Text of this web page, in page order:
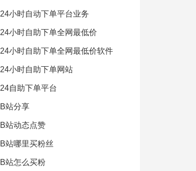
24小时自动下单平台业务
24小时自助下单全网最低价
24小时自助下单全网最低价软件
24小时自助下单网站
24自助下单平台
B站分享
B站动态点赞
B站哪里买粉丝
B站怎么买粉